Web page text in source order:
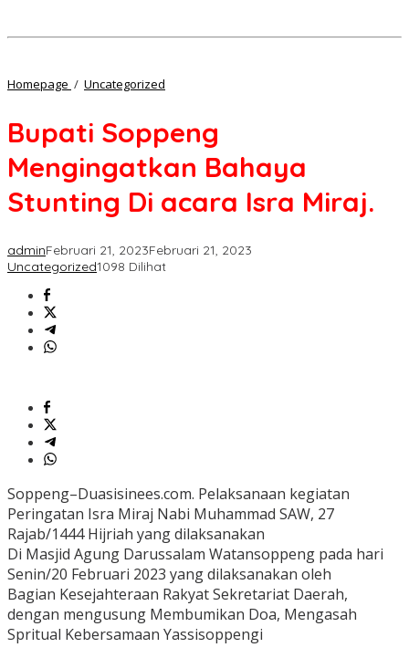
Homepage / Uncategorized
Bahaya
Stunting
Di
acara
Isra
Miraj.
Bupati Soppeng
Mengingatkan Bahaya
Stunting Di acara Isra Miraj.
adminFebruari 21, 2023Februari 21, 2023
Uncategorized1098 Dilihat
Soppeng–Duasisinees.com. Pelaksanaan kegiatan
Peringatan Isra Miraj Nabi Muhammad SAW, 27
Rajab/1444 Hijriah yang dilaksanakan
Di Masjid Agung Darussalam Watansoppeng pada hari
Senin/20 Februari 2023 yang dilaksanakan oleh
Bagian Kesejahteraan Rakyat Sekretariat Daerah,
dengan mengusung Membumikan Doa, Mengasah
Spritual Kebersamaan Yassisoppengi